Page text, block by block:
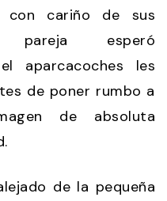
con cariño de sus
pareja esperó
aparcacoches les
de poner rumbo a
de absoluta
de la pequeña